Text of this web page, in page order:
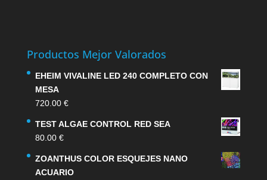
Productos Mejor Valorados
EHEIM VIVALINE LED 240 COMPLETO CON
MESA
720.00 €
TEST ALGAE CONTROL RED SEA
80.00 €
ZOANTHUS COLOR ESQUEJES NANO
ACUARIO